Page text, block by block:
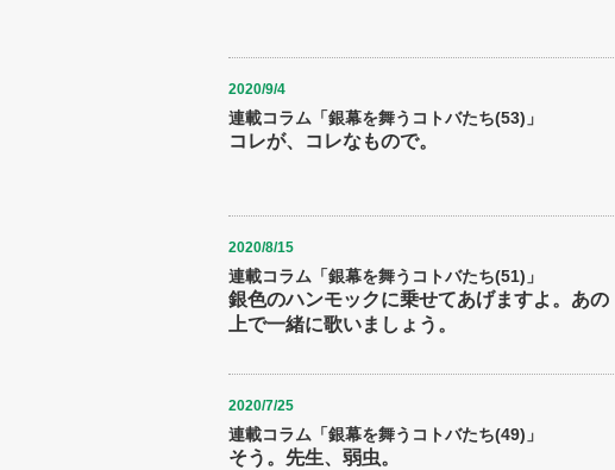
2020/9/4
連載コラム「銀幕を舞うコトバたち(53)」
コレが、コレなもので。
2020/8/15
連載コラム「銀幕を舞うコトバたち(51)」
銀色のハンモックに乗せてあげますよ。あの
上で一緒に歌いましょう。
2020/7/25
連載コラム「銀幕を舞うコトバたち(49)」
そう。先生、弱虫。